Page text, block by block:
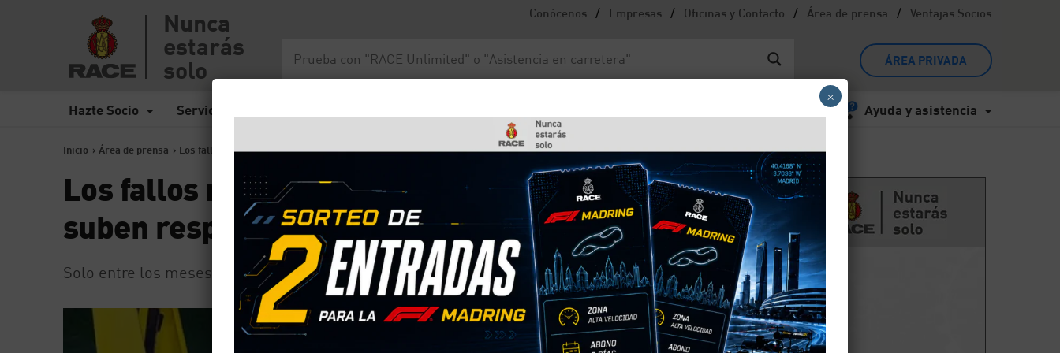
Conócenos / Empresas / Oficinas y Contacto / Área de prensa / Ventajas Socios
Nunca
estarás
solo
ÁREA PRIVADA
Hazte Socio Servicios Ayuda y asistencia
Inicio > Área de prensa > Los fallos mecánicos por mal mantenimiento suben respecto al 2014
Los fallos mecánicos por mal mantenimiento
suben respecto al 2014
Solo entre los meses de diciembre y enero, el RACE atiende 71.500 asistencias en carretera.
×